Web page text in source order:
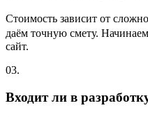
Стоимость зависит от
даём точную смету.
сайт.
03.
Входит ли в